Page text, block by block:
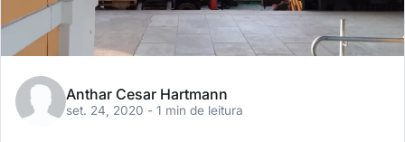
Anthar Cesar Hartmann
set. 24, 2020 - 1 min de leitura